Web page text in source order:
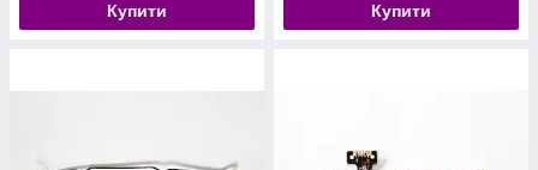
Купити Купити